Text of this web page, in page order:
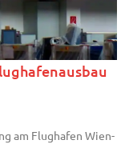
am Flughafen Wien-